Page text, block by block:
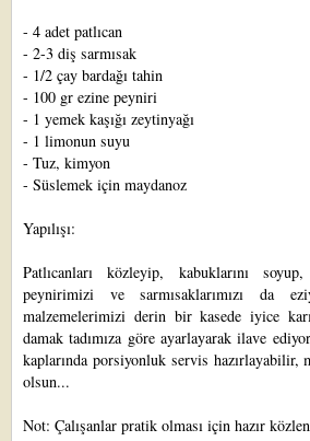
- 4 adet patlıcan
- 2-3 diş sarmısak
- 1/2 çay bardağı tahin
- 100 gr ezine peyniri
- 1 yemek kaşığı zeytinyağı
- 1 limonun suyu
- Tuz, kimyon
- Süslemek için maydanoz
Yapılışı:
Patlıcanları közleyip, kabuklarını
peynirimizi ve sarmısaklarımızı da
malzemelerimizi derin bir kasede iyice
damak tadımıza göre ayarlayarak ilave
kaplarında porsiyonluk servis
olsun...
Not: Çalışanlar pratik olması için hazır